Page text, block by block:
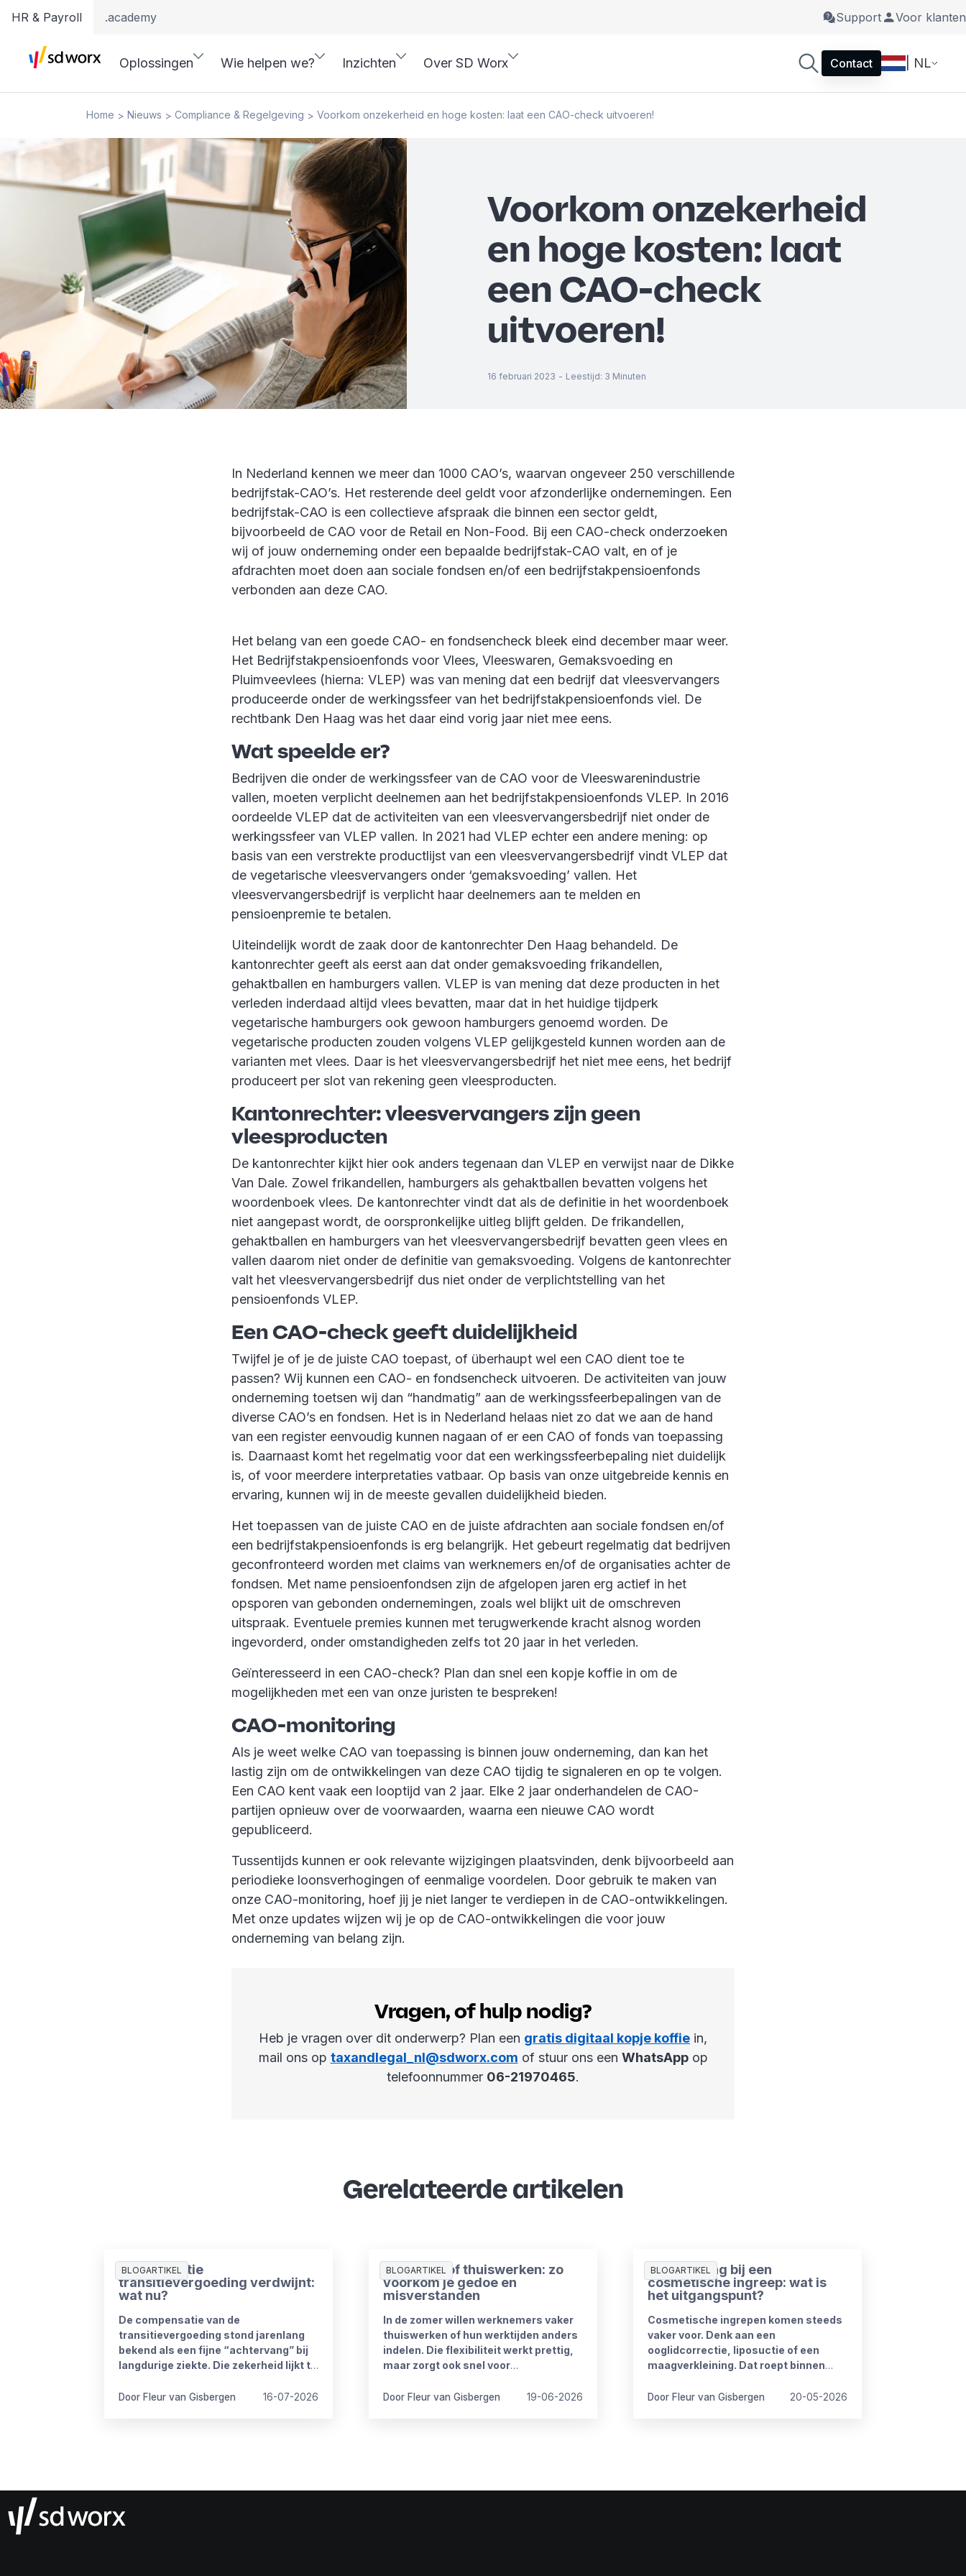
HR & Payroll .academy Support Voor klanten
Oplossingen Wie helpen we? Inzichten Over SD Worx Contact | NL
Home > Nieuws > Compliance & Regelgeving > Voorkom onzekerheid en hoge kosten: laat een CAO-check uitvoeren!
Voorkom onzekerheid
en hoge kosten: laat
een CAO-check
uitvoeren!
16 februari 2023 - Leestijd: 3 Minuten
In Nederland kennen we meer dan 1000 CAO’s, waarvan ongeveer 250 verschillende
bedrijfstak-CAO’s. Het resterende deel geldt voor afzonderlijke ondernemingen. Een
bedrijfstak-CAO is een collectieve afspraak die binnen een sector geldt,
bijvoorbeeld de CAO voor de Retail en Non-Food. Bij een CAO-check onderzoeken
wij of jouw onderneming onder een bepaalde bedrijfstak-CAO valt, en of je
afdrachten moet doen aan sociale fondsen en/of een bedrijfstakpensioenfonds
verbonden aan deze CAO.
Het belang van een goede CAO- en fondsencheck bleek eind december maar weer.
Het Bedrijfstakpensioenfonds voor Vlees, Vleeswaren, Gemaksvoeding en
Pluimveevlees (hierna: VLEP) was van mening dat een bedrijf dat vleesvervangers
produceerde onder de werkingssfeer van het bedrijfstakpensioenfonds viel. De
rechtbank Den Haag was het daar eind vorig jaar niet mee eens.
Wat speelde er?
Bedrijven die onder de werkingssfeer van de CAO voor de Vleeswarenindustrie
vallen, moeten verplicht deelnemen aan het bedrijfstakpensioenfonds VLEP. In 2016
oordeelde VLEP dat de activiteiten van een vleesvervangersbedrijf niet onder de
werkingssfeer van VLEP vallen. In 2021 had VLEP echter een andere mening: op
basis van een verstrekte productlijst van een vleesvervangersbedrijf vindt VLEP dat
de vegetarische vleesvervangers onder ‘gemaksvoeding’ vallen. Het
vleesvervangersbedrijf is verplicht haar deelnemers aan te melden en
pensioenpremie te betalen.
Uiteindelijk wordt de zaak door de kantonrechter Den Haag behandeld. De
kantonrechter geeft als eerst aan dat onder gemaksvoeding frikandellen,
gehaktballen en hamburgers vallen. VLEP is van mening dat deze producten in het
verleden inderdaad altijd vlees bevatten, maar dat in het huidige tijdperk
vegetarische hamburgers ook gewoon hamburgers genoemd worden. De
vegetarische producten zouden volgens VLEP gelijkgesteld kunnen worden aan de
varianten met vlees. Daar is het vleesvervangersbedrijf het niet mee eens, het bedrijf
produceert per slot van rekening geen vleesproducten.
Kantonrechter: vleesvervangers zijn geen
vleesproducten
De kantonrechter kijkt hier ook anders tegenaan dan VLEP en verwijst naar de Dikke
Van Dale. Zowel frikandellen, hamburgers als gehaktballen bevatten volgens het
woordenboek vlees. De kantonrechter vindt dat als de definitie in het woordenboek
niet aangepast wordt, de oorspronkelijke uitleg blijft gelden. De frikandellen,
gehaktballen en hamburgers van het vleesvervangersbedrijf bevatten geen vlees en
vallen daarom niet onder de definitie van gemaksvoeding. Volgens de kantonrechter
valt het vleesvervangersbedrijf dus niet onder de verplichtstelling van het
pensioenfonds VLEP.
Een CAO-check geeft duidelijkheid
Twijfel je of je de juiste CAO toepast, of überhaupt wel een CAO dient toe te
passen? Wij kunnen een CAO- en fondsencheck uitvoeren. De activiteiten van jouw
onderneming toetsen wij dan “handmatig” aan de werkingssfeerbepalingen van de
diverse CAO’s en fondsen. Het is in Nederland helaas niet zo dat we aan de hand
van een register eenvoudig kunnen nagaan of er een CAO of fonds van toepassing
is. Daarnaast komt het regelmatig voor dat een werkingssfeerbepaling niet duidelijk
is, of voor meerdere interpretaties vatbaar. Op basis van onze uitgebreide kennis en
ervaring, kunnen wij in de meeste gevallen duidelijkheid bieden.
Het toepassen van de juiste CAO en de juiste afdrachten aan sociale fondsen en/of
een bedrijfstakpensioenfonds is erg belangrijk. Het gebeurt regelmatig dat bedrijven
geconfronteerd worden met claims van werknemers en/of de organisaties achter de
fondsen. Met name pensioenfondsen zijn de afgelopen jaren erg actief in het
opsporen van gebonden ondernemingen, zoals wel blijkt uit de omschreven
uitspraak. Eventuele premies kunnen met terugwerkende kracht alsnog worden
ingevorderd, onder omstandigheden zelfs tot 20 jaar in het verleden.
Geïnteresseerd in een CAO-check? Plan dan snel een kopje koffie in om de
mogelijkheden met een van onze juristen te bespreken!
CAO-monitoring
Als je weet welke CAO van toepassing is binnen jouw onderneming, dan kan het
lastig zijn om de ontwikkelingen van deze CAO tijdig te signaleren en op te volgen.
Een CAO kent vaak een looptijd van 2 jaar. Elke 2 jaar onderhandelen de CAO-
partijen opnieuw over de voorwaarden, waarna een nieuwe CAO wordt
gepubliceerd.
Tussentijds kunnen er ook relevante wijzigingen plaatsvinden, denk bijvoorbeeld aan
periodieke loonsverhogingen of eenmalige voordelen. Door gebruik te maken van
onze CAO-monitoring, hoef jij je niet langer te verdiepen in de CAO-ontwikkelingen.
Met onze updates wijzen wij je op de CAO-ontwikkelingen die voor jouw
onderneming van belang zijn.
Vragen, of hulp nodig?
Heb je vragen over dit onderwerp? Plan een gratis digitaal kopje koffie in,
mail ons op taxandlegal_nl@sdworx.com of stuur ons een WhatsAppop
telefoonnummer 06-21970465.
Gerelateerde artikelen
BLOGARTIKEL
Compensatie
transitievergoeding verdwijnt:
wat nu?
De compensatie van de
transitievergoeding stond jarenlang
bekend als een fijne “achtervang” bij
langdurige ziekte. Die zekerheid lijkt te
kabinet heeft plannen om de
Door Fleur van Gisbergen 16-07-2026
BLOGARTIKEL
Zomerproof thuiswerken: zo
voorkom je gedoe en
misverstanden
In de zomer willen werknemers vaker
thuiswerken of hun werktijden anders
indelen. Die flexibiliteit werkt prettig,
maar zorgt ook snel voor
wat niet? Wanneer is iemand
Door Fleur van Gisbergen 19-06-2026
BLOGARTIKEL
Ziekmelding bij een
cosmetische ingreep: wat is
het uitgangspunt?
Cosmetische ingrepen komen steeds
vaker voor. Denk aan een
ooglidcorrectie, liposuctie of een
maagverkleining. Dat roept binnen
Door Fleur van Gisbergen 20-05-2026